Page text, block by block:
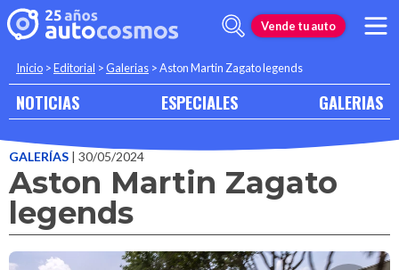
Vende tu auto
Inicio >Editorial >Galerias >Aston Martin Zagato legends
NOTICIAS ESPECIALES GALERIAS
GALERÍAS | 30/05/2024
Aston Martin Zagato
legends